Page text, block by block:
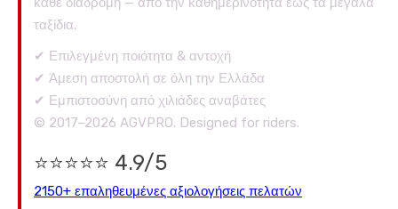
ταξίδια.
✔ Επιλεγμένη ποιότητα & αντοχή
✔ Άμεση αποστολή σε όλη την Ελλάδα
✔ Εμπιστοσύνη από χιλιάδες αναβάτες
© 2017–2026 AGVPRO. Designed for riders.
⭐⭐⭐⭐⭐ 4.9/5
2150+ επαληθευμένες αξιολογήσεις πελατών